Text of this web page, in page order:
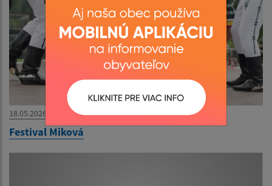
18.05.2026
Festival Miková